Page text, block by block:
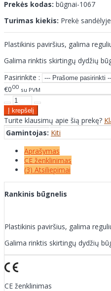
Prekės kodas: būgnai-1067
Turimas kiekis: Prekė sandėlyje
Plastikinis paviršius, galima
Galima rinktis skirtingų dydžių
Pasirinkite :
€000 su PVM
Turite klausimų apie šią prekę?
Gamintojas: Kiti
Aprašymas
CE ženklinimas
(3) Atsiliepimai
Rankinis būgnelis
Plastikinis paviršius, galima
Galima rinktis skirtingų dydžių
CE ženklinimas